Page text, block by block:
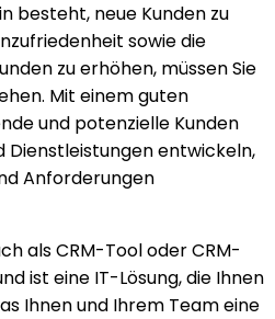
besteht, neue Kunden zu
sowie die
zu erhöhen, müssen Sie
Mit einem guten
und potenzielle Kunden
Dienstleistungen entwickeln,
Anforderungen
als CRM-Tool oder CRM-
ist eine IT-Lösung, die Ihnen
Ihnen und Ihrem Team eine